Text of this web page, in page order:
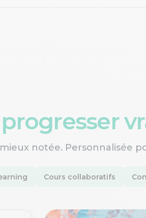
progresser
notée. Personnalisée
Cours collaboratifs